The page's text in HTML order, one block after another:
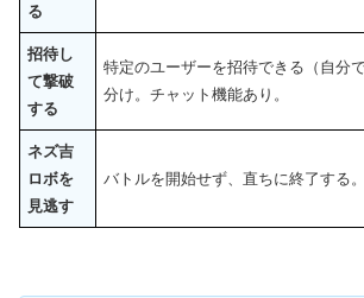
る
招待し
て撃破
する
特定のユーザーを招待できる（自分
分け。チャット機能あり。
ネズ吉
ロボを
見逃す
バトルを開始せず、直ちに終了する。